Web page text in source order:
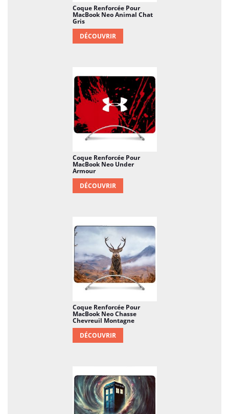
Coque Renforcée Pour
MacBook Neo Animal Chat
Gris
DÉCOUVRIR
Coque Renforcée Pour
MacBook Neo Under
Armour
DÉCOUVRIR
Coque Renforcée Pour
MacBook Neo Chasse
Chevreuil Montagne
DÉCOUVRIR